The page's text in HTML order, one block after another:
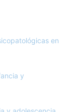
en
y